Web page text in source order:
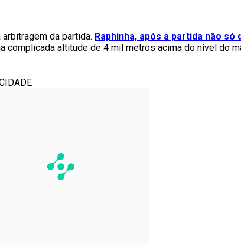
da partida. Raphinha, após a partida não
complicada altitude de 4 mil metros acima do nível do